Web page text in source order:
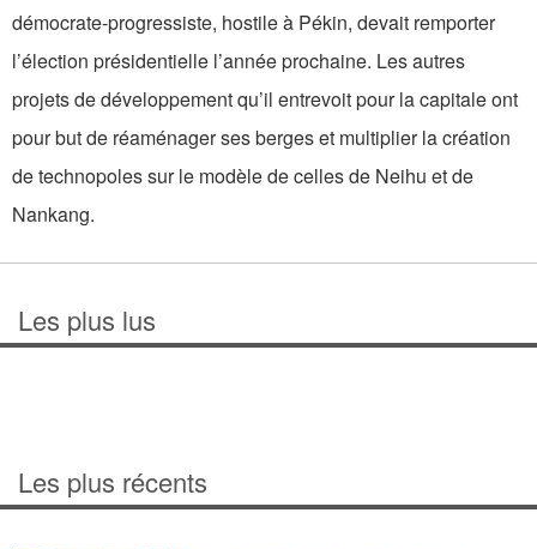
démocrate-progressiste, hostile à Pékin, devait remporter
l’élection présidentielle l’année prochaine. Les autres
projets de développement qu’il entrevoit pour la capitale ont
pour but de réaménager ses berges et multiplier la création
de technopoles sur le modèle de celles de Neihu et de
Nankang.
Les plus lus
Les plus récents